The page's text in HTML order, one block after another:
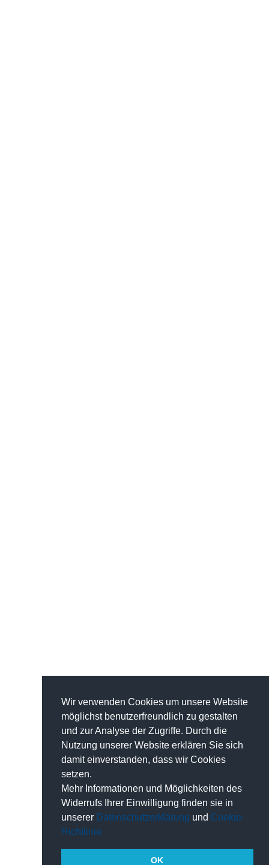
Wir verwenden Cookies um unsere Website
möglichst benutzerfreundlich zu gestalten
und zur Analyse der Zugriffe. Durch die
Nutzung unserer Website erklären Sie sich
damit einverstanden, dass wir Cookies
setzen.
Mehr Informationen und Möglichkeiten des
Widerrufs Ihrer Einwilligung finden sie in
unserer Datenschutzerklärung und Cookie-
Richtlinie
OK